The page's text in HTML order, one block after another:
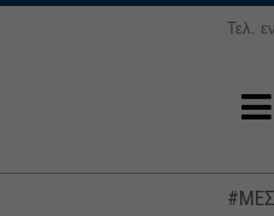
Τελ.